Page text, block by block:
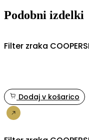
Podobni izdelki
Filter zraka
Dodaj v košarico